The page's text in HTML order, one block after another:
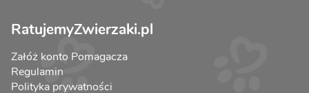
RatujemyZwierzaki.pl
Załóż konto Pomagacza
Regulamin
Polityka prywatności